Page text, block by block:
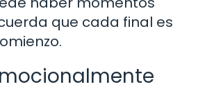
que cada final es